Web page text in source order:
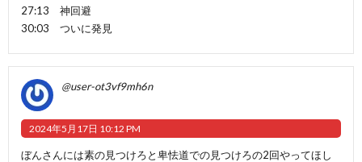
27:13 神回避
30:03 ついに発見
@user-ot3vf9mh6n
2024年5月17日 10:12 PM
ぼんさんには素の見つけろと卑怯道での見つけろの2回やってほし